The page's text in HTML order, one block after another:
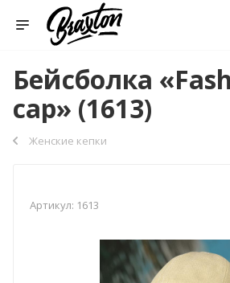
Бейсболка
cap» (1613)
Женские кепки
Артикул: 1613